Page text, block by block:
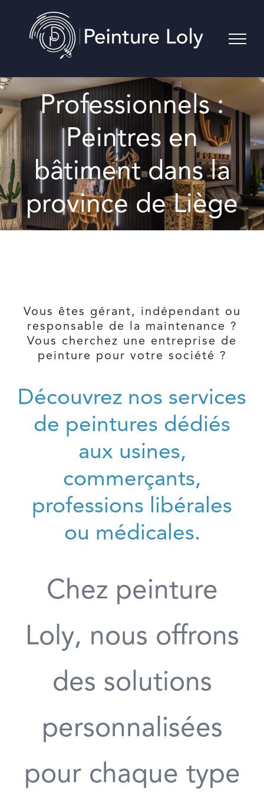
content
Professionnels :
Peintres en
bâtiment dans la
province de Liège
Vous êtes gérant, indépendant ou
responsable de la maintenance ?
Vous cherchez une entreprise de
peinture pour votre société ?
Découvrez nos services
de peintures dédiés
aux usines,
commerçants,
professions libérales
ou médicales.
Chez peinture
Loly, nous offrons
des solutions
personnalisées
pour chaque type